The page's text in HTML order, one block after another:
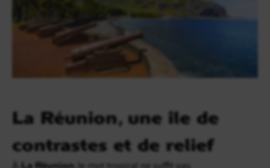
La Réunion, une île de
contrastes et de relief
À La Réunion , le mot tropical ne suffit pas.